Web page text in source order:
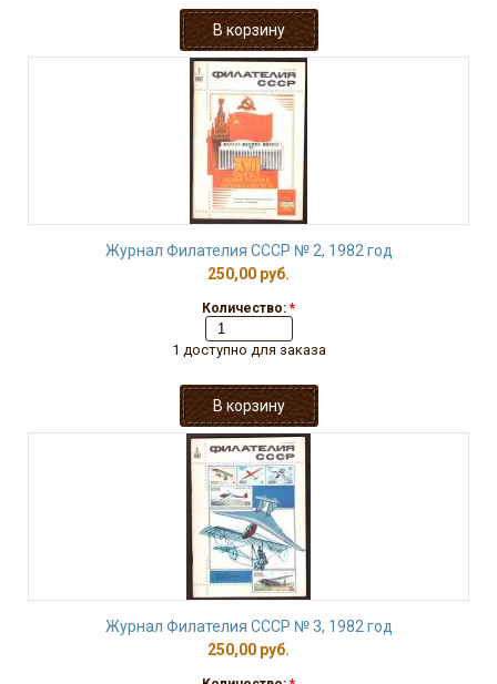
Журнал Филателия СССР № 2, 1982 год
250,00 руб.
Количество: *
1 доступно для заказа
Журнал Филателия СССР № 3, 1982 год
250,00 руб.